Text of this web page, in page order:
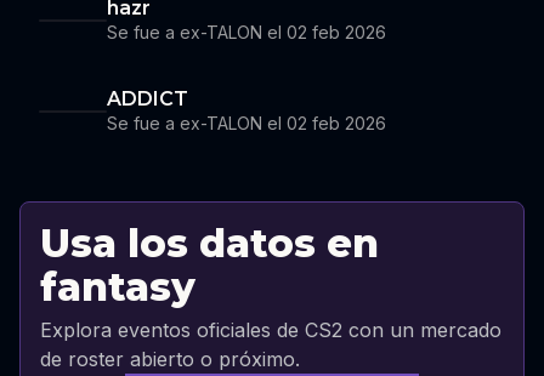
hazr
Se fue a ex-TALON el 02 feb 2026
ADDICT
Se fue a ex-TALON el 02 feb 2026
Usa los datos en
fantasy
Explora eventos oficiales de CS2 con un mercado
de roster abierto o próximo.